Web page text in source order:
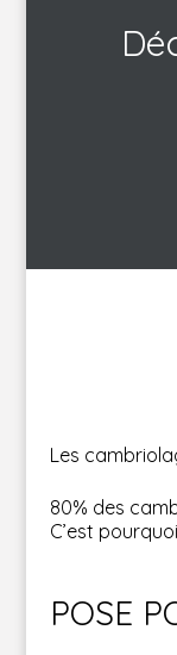
Les
80% des
C’est
POSE